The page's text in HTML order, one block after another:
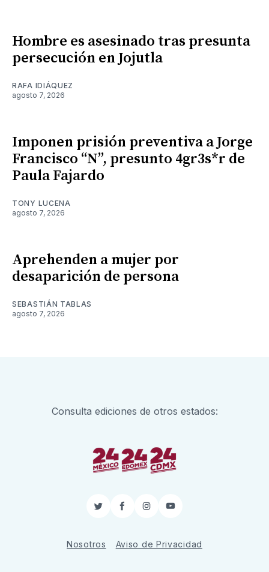
Hombre es asesinado tras presunta
persecución en Jojutla
RAFA IDIÁQUEZ
agosto 7, 2026
Imponen prisión preventiva a Jorge
Francisco “N”, presunto 4gr3s*r de
Paula Fajardo
TONY LUCENA
agosto 7, 2026
Aprehenden a mujer por
desaparición de persona
SEBASTIÁN TABLAS
agosto 7, 2026
Consulta ediciones de otros estados:
TwitterFacebook
InstagramYouTube
Nosotros Aviso de Privacidad